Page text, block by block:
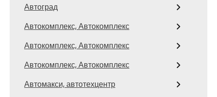
Автоград
Автокомплекс, Автокомплекс
Автокомплекс, Автокомплекс
Автокомплекс, Автокомплекс
Автомакси, автотехцентр